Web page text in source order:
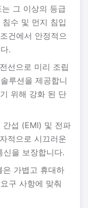
그 이상의 등급
수 및 먼지 침입
건에서 안정적으
.
선으로 미리 조립
루션을 제공합니
위해 강화 된 단
간섭 (EMI) 및 전파
적으로 시끄러운
신을 보장합니다.
은 가볍고 휴대하
구 사항에 맞춰